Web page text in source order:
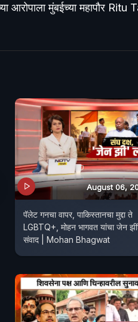
आरोपाला मुंबईच्या महापौर Ritu
August 06,
पॅलेट गनचा वापर, पाकिस्तानचा मुद्दा ते
LGBTQ+, मोहन भागवत यांचा जेन
संवाद | Mohan Bhagwat